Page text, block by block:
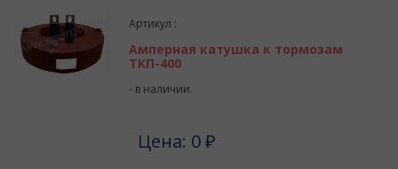
Артикул :
Амперная катушка к тормозам
ТКП-400
- в наличии.
Цена: 0 ₽